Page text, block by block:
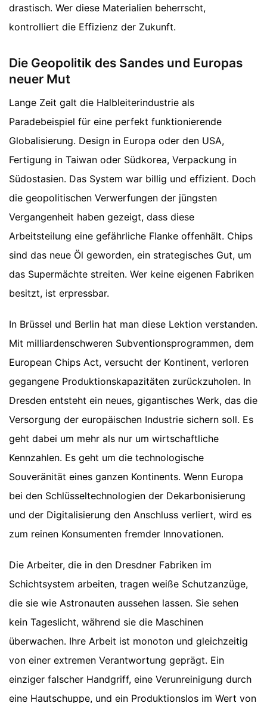
drastisch. Wer diese Materialien beherrscht,
kontrolliert die Effizienz der Zukunft.
Die Geopolitik des Sandes und Europas
neuer Mut
Lange Zeit galt die Halbleiterindustrie als
Paradebeispiel für eine perfekt funktionierende
Globalisierung. Design in Europa oder den USA,
Fertigung in Taiwan oder Südkorea, Verpackung in
Südostasien. Das System war billig und effizient. Doch
die geopolitischen Verwerfungen der jüngsten
Vergangenheit haben gezeigt, dass diese
Arbeitsteilung eine gefährliche Flanke offenhält. Chips
sind das neue Öl geworden, ein strategisches Gut, um
das Supermächte streiten. Wer keine eigenen Fabriken
besitzt, ist erpressbar.
In Brüssel und Berlin hat man diese Lektion verstanden.
Mit milliardenschweren Subventionsprogrammen, dem
European Chips Act, versucht der Kontinent, verloren
gegangene Produktionskapazitäten zurückzuholen. In
Dresden entsteht ein neues, gigantisches Werk, das die
Versorgung der europäischen Industrie sichern soll. Es
geht dabei um mehr als nur um wirtschaftliche
Kennzahlen. Es geht um die technologische
Souveränität eines ganzen Kontinents. Wenn Europa
bei den Schlüsseltechnologien der Dekarbonisierung
und der Digitalisierung den Anschluss verliert, wird es
zum reinen Konsumenten fremder Innovationen.
Die Arbeiter, die in den Dresdner Fabriken im
Schichtsystem arbeiten, tragen weiße Schutzanzüge,
die sie wie Astronauten aussehen lassen. Sie sehen
kein Tageslicht, während sie die Maschinen
überwachen. Ihre Arbeit ist monoton und gleichzeitig
von einer extremen Verantwortung geprägt. Ein
einziger falscher Handgriff, eine Verunreinigung durch
eine Hautschuppe, und ein Produktionslos im Wert von